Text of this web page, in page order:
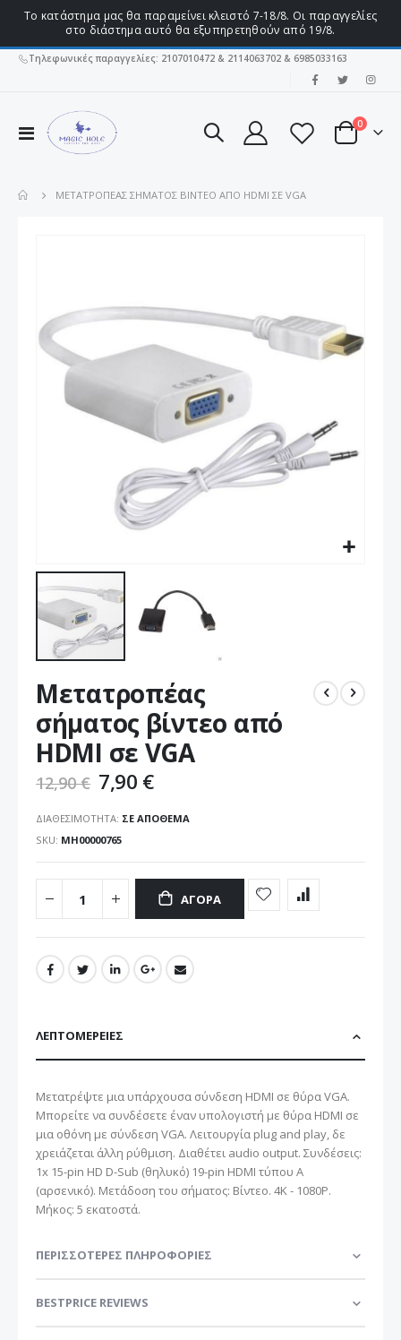
Το κατάστημα μας θα παραμείνει κλειστό 7-18/8. Οι παραγγελίες
στο διάστημα αυτό θα εξυπηρετηθούν από 19/8.
Τηλεφωνικές παραγγελίες: 2107010472 & 2114063702 & 6985033163
Εναλλαγή
Πλοήγησης
Cart
0
ΜΕΤΑΤΡΟΠΈΑΣ ΣΉΜΑΤΟΣ ΒΊΝΤΕΟ ΑΠΌ HDMI ΣΕ VGA
συλλογής
εικόνων
στην
αρχή
της
συλλογής
εικόνων
Μετατροπέας
σήματος βίντεο από
HDMI σε VGA
12,90 € 7,90 €
ΔΙΑΘΕΣΙΜΌΤΗΤΑ: ΣΕ ΑΠΌΘΕΜΑ
SKU ΜΗ00000765
ΑΓΟΡΆ
ΛΕΠΤΟΜΈΡΕΙΕΣ
Μετατρέψτε μια υπάρχουσα σύνδεση HDMI σε θύρα VGA.
Μπορείτε να συνδέσετε έναν υπολογιστή με θύρα HDMI σε
μια οθόνη με σύνδεση VGA. Λειτουργία plug and play, δε
χρειάζεται άλλη ρύθμιση. Διαθέτει audio output. Συνδέσεις:
1x 15-pin HD D-Sub (θηλυκό) 19-pin HDMI τύπου Α
(αρσενικό). Μετάδοση του σήματος: Βίντεο. 4K - 1080P.
Μήκος: 5 εκατοστά.
ΠΕΡΙΣΣΌΤΕΡΕΣ ΠΛΗΡΟΦΟΡΊΕΣ
BESTPRICE REVIEWS